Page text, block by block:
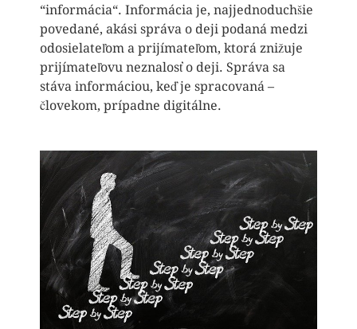
“informácia“. Informácia je, najjednoduchšie
povedané, akási správa o deji podaná medzi
odosielateľom a prijímateľom, ktorá znižuje
prijímateľovu neznalosť o deji. Správa sa
stáva informáciou, keď je spracovaná –
človekom, prípadne digitálne.